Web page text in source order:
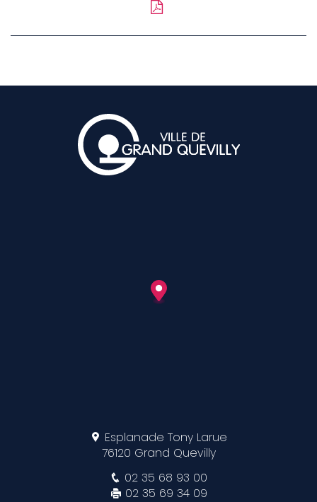
Esplanade Tony Larue
76120 Grand Quevilly
02 35 68 93 00
02 35 69 34 09